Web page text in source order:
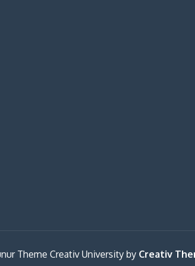
Theme Creativ University by Creativ